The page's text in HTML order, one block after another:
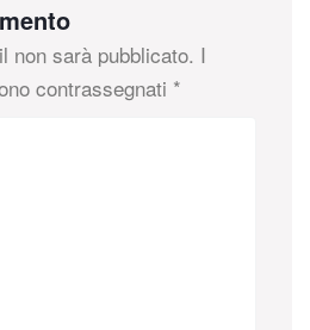
non sarà pubblicato. I
contrassegnati *